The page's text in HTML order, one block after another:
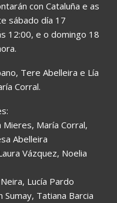
con Cataluña e as
sábado día 17
12:00, e o domingo 18
Tere Abelleira e Lía
Corral.
Mieres, María Corral,
Abelleira
Vázquez, Noelia
Lucía Pardo
Sumay, Tatiana Barcia